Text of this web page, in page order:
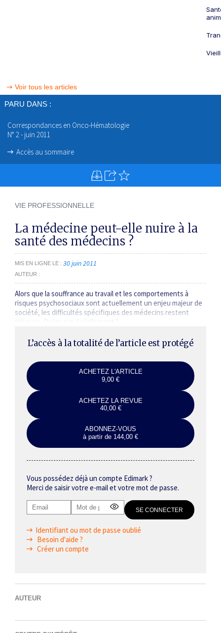
Voir tous les articles
PARU DANS :
Correspondances en Onco-Hématologie
N° 2 - juin 2011
Accès au sommaire
VIE PROFESSIONNELLE
La médecine peut-elle nuire à la
santé des médecins ?
MIS EN LIGNE LE 30 juin 2011
AUTEUR
Alors que la souffrance au travail et les comportements à
risques psychosociaux sont actuellement un enjeu majeur de
société, les difficultés spécifiques des médecins restent
taboues. Qu’en est-il réellement ?
L’accès à la totalité de l’article est protégé
ACHETEZ L'ARTICLE
9,00 €
ACHETEZ LA REVUE
40,00 €
ABONNEZ-VOUS
à partir de 144,00 €
Vous possédez déjà un compte Edimark ?
Merci de saisir votre e-mail et votre mot de passe.
Identifiant ou mot de passe oublié
Besoin d'aide ?
Créer un compte
AUTEUR